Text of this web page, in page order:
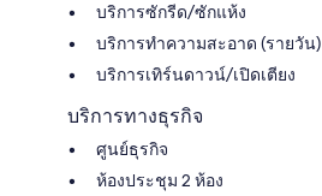
บริการซักรีด/ซักแห้ง
บริการทำความสะอาด (รายวัน)
บริการเทิร์นดาวน์/เปิดเตียง
บริการทางธุรกิจ
ศูนย์ธุรกิจ
ห้องประชุม 2 ห้อง